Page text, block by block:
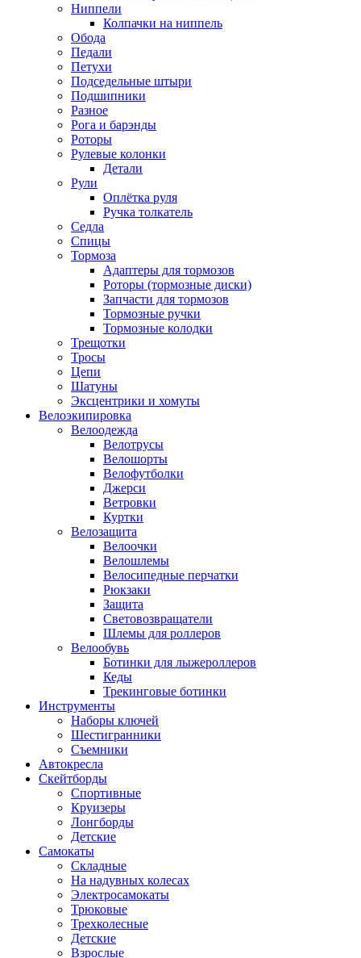
Ниппели
Колпачки на ниппель
Обода
Педали
Петухи
Подседельные штыри
Подшипники
Разное
Рога и барэнды
Роторы
Рулевые колонки
Детали
Рули
Оплётка руля
Ручка толкатель
Седла
Спицы
Тормоза
Адаптеры для тормозов
Роторы (тормозные диски)
Запчасти для тормозов
Тормозные ручки
Тормозные колодки
Трещотки
Тросы
Цепи
Шатуны
Эксцентрики и хомуты
Велоэкипировка
Велоодежда
Велотрусы
Велошорты
Велофутболки
Джерси
Ветровки
Куртки
Велозащита
Велоочки
Велошлемы
Велосипедные перчатки
Рюкзаки
Защита
Световозвращатели
Шлемы для роллеров
Велообувь
Ботинки для лыжероллеров
Кеды
Трекинговые ботинки
Инструменты
Наборы ключей
Шестигранники
Съемники
Автокресла
Скейтборды
Спортивные
Круизеры
Лонгборды
Детские
Самокаты
Складные
На надувных колесах
Электросамокаты
Трюковые
Трехколесные
Детские
Взрослые